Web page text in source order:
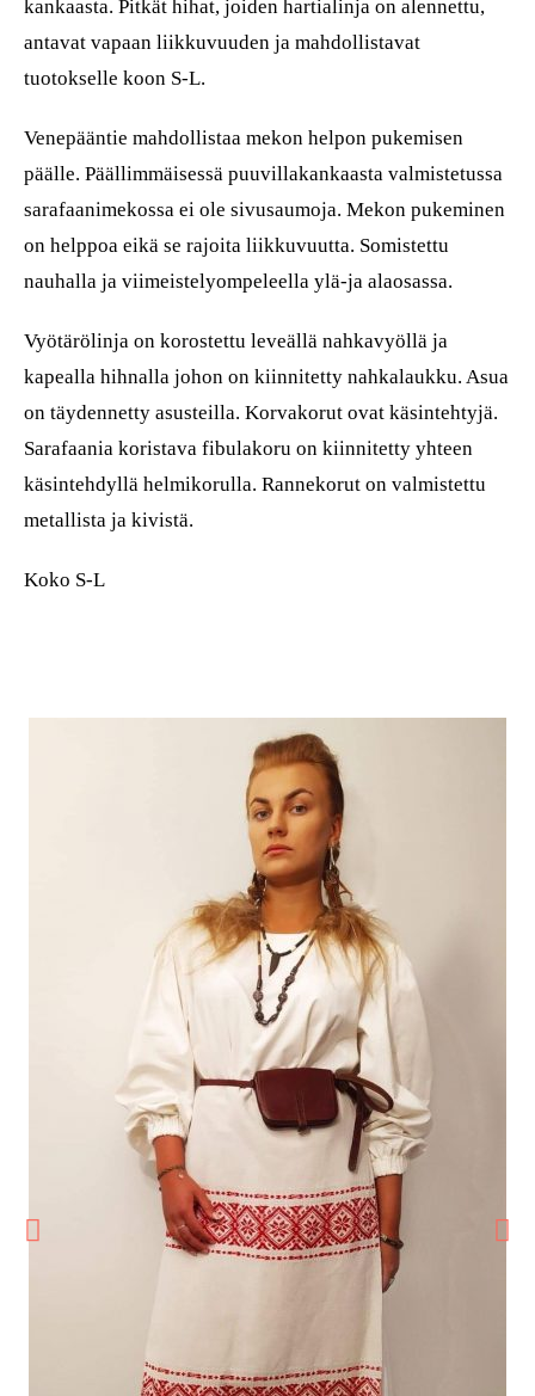
kankaasta. Pitkät hihat, joiden hartialinja on alennettu,
antavat vapaan liikkuvuuden ja mahdollistavat
tuotokselle koon S-L.
Venepääntie mahdollistaa mekon helpon pukemisen
päälle. Päällimmäisessä puuvillakankaasta valmistetussa
sarafaanimekossa ei ole sivusaumoja. Mekon pukeminen
on helppoa eikä se rajoita liikkuvuutta. Somistettu
nauhalla ja viimeistelyompeleella ylä-ja alaosassa.
Vyötärölinja on korostettu leveällä nahkavyöllä ja
kapealla hihnalla johon on kiinnitetty nahkalaukku. Asua
on täydennetty asusteilla. Korvakorut ovat käsintehtyjä.
Sarafaania koristava fibulakoru on kiinnitetty yhteen
käsintehdyllä helmikorulla. Rannekorut on valmistettu
metallista ja kivistä.
Koko S-L